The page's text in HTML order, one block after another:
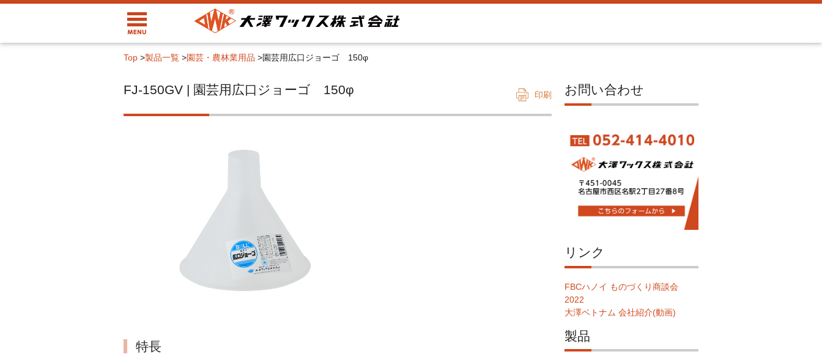
Top >製品一覧 >園芸・農林業用品 >園芸用広口ジョーゴ 150φ
FJ-150GV | 園芸用広口ジョーゴ 150φ 印刷
特長
お問い合わせ
リンク
FBCハノイ ものづくり商談会
2022
大澤ベトナム 会社紹介(動画)
製品